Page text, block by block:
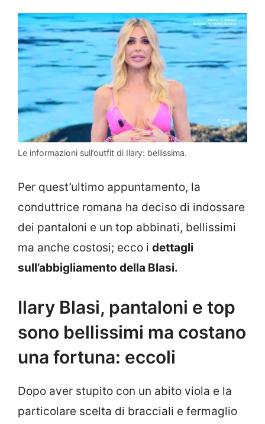
Le informazioni sull’outfit di Ilary: bellissima.
Per quest’ultimo appuntamento, la
conduttrice romana ha deciso di indossare
dei pantaloni e un top abbinati, bellissimi
ma anche costosi; ecco i dettagli
sull’abbigliamento della Blasi.
Ilary Blasi, pantaloni e top
sono bellissimi ma costano
una fortuna: eccoli
Dopo aver stupito con un abito viola e la
particolare scelta di bracciali e fermaglio